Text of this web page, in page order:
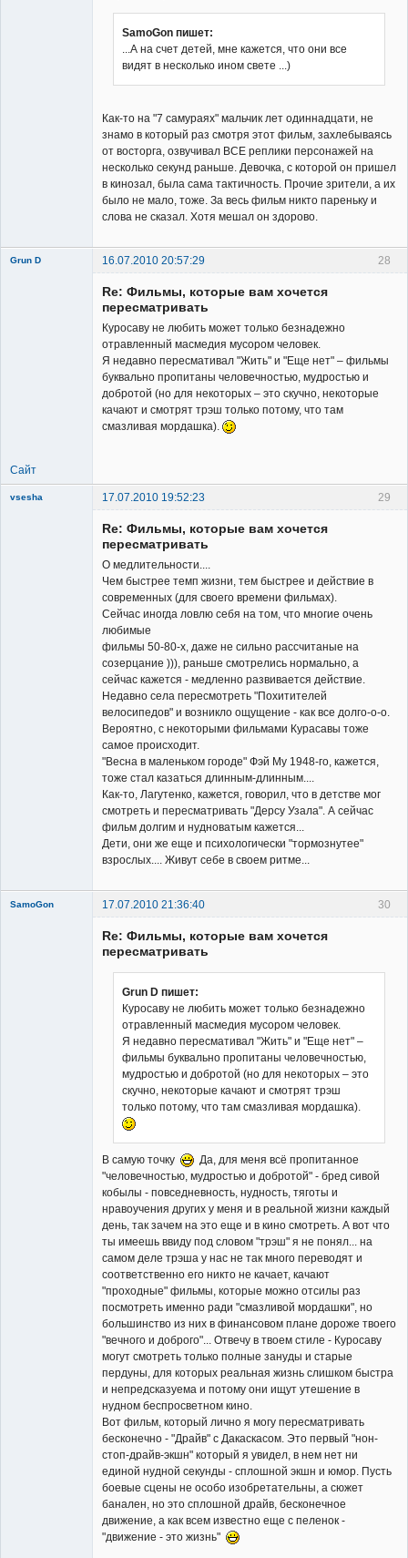
SamoGon пишет:
...А на счет детей, мне кажется, что они все
видят в несколько ином свете ...)
Как-то на "7 самураях" мальчик лет одиннадцати, не
знамо в который раз смотря этот фильм, захлебываясь
от восторга, озвучивал ВСЕ реплики персонажей на
несколько секунд раньше. Девочка, с которой он пришел
в кинозал, была сама тактичность. Прочие зрители, а их
было не мало, тоже. За весь фильм никто пареньку и
слова не сказал. Хотя мешал он здорово.
28
Grun D 16.07.2010 20:57:29
Re: Фильмы, которые вам хочется
пересматривать
Куросаву не любить может только безнадежно
отравленный масмедия мусором человек.
Я недавно пересмативал "Жить" и "Еще нет" – фильмы
буквально пропитаны человечностью, мудростью и
добротой (но для некоторых – это скучно, некоторые
качают и смотрят трэш только потому, что там
смазливая мордашка).
Сайт
29
vsesha 17.07.2010 19:52:23
Re: Фильмы, которые вам хочется
пересматривать
О медлительности....
Чем быстрее темп жизни, тем быстрее и действие в
современных (для своего времени фильмах).
Сейчас иногда ловлю себя на том, что многие очень
любимые
фильмы 50-80-х, даже не сильно рассчитаные на
созерцание ))), раньше смотрелись нормально, а
сейчас кажется - медленно развивается действие.
Недавно села пересмотреть "Похитителей
велосипедов" и возникло ощущение - как все долго-о-о.
Вероятно, с некоторыми фильмами Курасавы тоже
самое происходит.
"Весна в маленьком городе" Фэй Му 1948-го, кажется,
тоже стал казаться длинным-длинным....
Как-то, Лагутенко, кажется, говорил, что в детстве мог
смотреть и пересматривать "Дерсу Узала". А сейчас
фильм долгим и нудноватым кажется...
Дети, они же еще и психологически "тормознутее"
взрослых.... Живут себе в своем ритме...
30
SamoGon 17.07.2010 21:36:40
Re: Фильмы, которые вам хочется
пересматривать
Grun D пишет:
Куросаву не любить может только безнадежно
отравленный масмедия мусором человек.
Я недавно пересмативал "Жить" и "Еще нет" –
фильмы буквально пропитаны человечностью,
мудростью и добротой (но для некоторых – это
скучно, некоторые качают и смотрят трэш
только потому, что там смазливая мордашка).
В самую точку
Да, для меня всё пропитанное
"человечностью, мудростью и добротой" - бред сивой
кобылы - повседневность, нудность, тяготы и
нравоучения других у меня и в реальной жизни каждый
день, так зачем на это еще и в кино смотреть. А вот что
ты имеешь ввиду под словом "трэш" я не понял... на
самом деле трэша у нас не так много переводят и
соответственно его никто не качает, качают
"проходные" фильмы, которые можно отсилы раз
посмотреть именно ради "смазливой мордашки", но
большинство из них в финансовом плане дороже твоего
"вечного и доброго"... Отвечу в твоем стиле - Куросаву
могут смотреть только полные зануды и старые
пердуны, для которых реальная жизнь слишком быстра
и непредсказуема и потому они ищут утешение в
нудном беспросветном кино.
Вот фильм, который лично я могу пересматривать
бесконечно - "Драйв" с Дакаскасом. Это первый "нон-
стоп-драйв-экшн" который я увидел, в нем нет ни
единой нудной секунды - сплошной экшн и юмор. Пусть
боевые сцены не особо изобретательны, а сюжет
банален, но это сплошной драйв, бесконечное
движение, а как всем известно еще с пеленок -
"движение - это жизнь"